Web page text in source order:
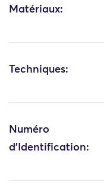
Matériaux:
Techniques:
Numéro
d'Identification: